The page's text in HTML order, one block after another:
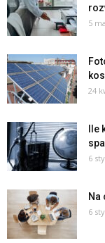
5
24
6
Na
6